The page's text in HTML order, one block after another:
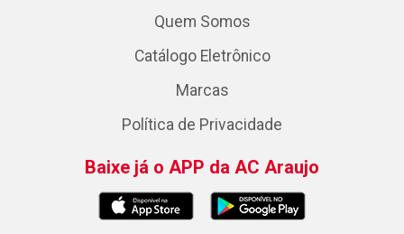
Quem Somos
Catálogo Eletrônico
Marcas
Política de Privacidade
Baixe já o APP da AC Araujo